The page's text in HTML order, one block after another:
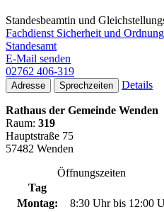
Standesbeamtin und
Fachdienst Sicherheit und Ordnung
Standesamt
E-Mail senden
02762 406-319
Adresse Sprechzeiten Details
Rathaus der Gemeinde Wenden
Raum: 319
Hauptstraße 75
57482 Wenden
Öffnungszeiten
Tag
Montag:
8:30 Uhr bis 12:00